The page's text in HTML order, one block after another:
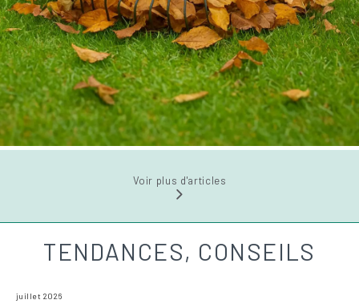
Voir plus d'articles
TENDANCES, CONSEILS
juillet 2026